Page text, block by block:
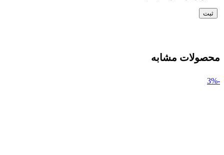
محصولات مشابه
-3%